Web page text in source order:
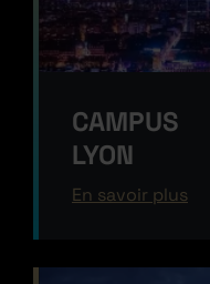
CAMPUS
LYON
En savoir plus